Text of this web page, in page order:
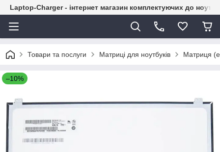
Laptop-Charger - інтернет магазин комплектуючих до
Товари та послуги Матриці для ноутбуків Матриця
–10%